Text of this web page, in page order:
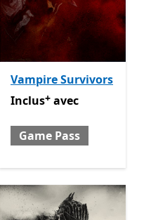
dans l’application
Vampire Survivors
Inclus avec Game Pass
Inclus+ avec
Game Pass